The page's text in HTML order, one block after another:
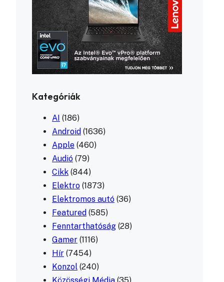
Kategóriák
AI (186)
Android (1636)
Apple (460)
Audió (79)
Cikk (844)
Elektro (1873)
Elektromos autó (36)
Featured (585)
Fenntarthatóság (28)
Gamer (1116)
Hír (7454)
Konzol (240)